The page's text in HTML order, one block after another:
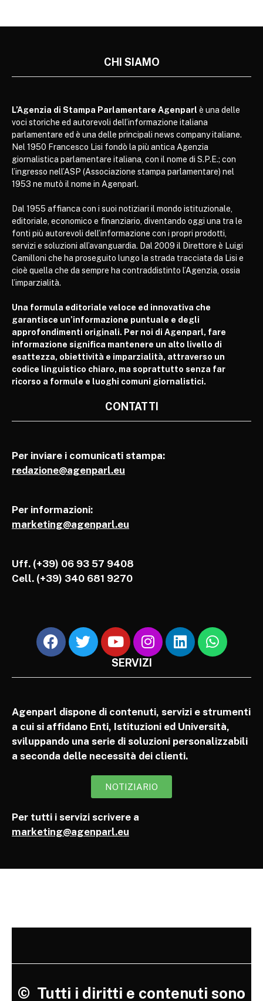
CHI SIAMO
L’Agenzia di Stampa Parlamentare Agenparl è una delle
voci storiche ed autorevoli dell’informazione italiana
parlamentare ed è una delle principali news company italiane.
Nel 1950 Francesco Lisi fondò la più antica Agenzia
giornalistica parlamentare italiana, con il nome di S.P.E.; con
l’ingresso nell’ASP (Associazione stampa parlamentare) nel
1953 ne mutò il nome in Agenparl.
Dal 1955 affianca con i suoi notiziari il mondo istituzionale,
editoriale, economico e finanziario, diventando oggi una tra le
fonti più autorevoli dell’informazione con i propri prodotti,
servizi e soluzioni all’avanguardia. Dal 2009 il Direttore è Luigi
Camilloni che ha proseguito lungo la strada tracciata da Lisi e
cioè quella che da sempre ha contraddistinto l’Agenzia, ossia
l’imparzialità.
Una formula editoriale veloce ed innovativa che
garantisce un’informazione puntuale e degli
approfondimenti originali. Per noi di Agenparl, fare
informazione significa mantenere un alto livello di
esattezza, obiettività e imparzialità, attraverso un
codice linguistico chiaro, ma soprattutto senza far
ricorso a formule e luoghi comuni giornalistici.
CONTATTI
Per inviare i comunicati stampa:
redazione@agenparl.eu
Per informazioni:
marketing@agenparl.eu
Uff. (+39) 06 93 57 9408
Cell. (+39) 340 681 9270
SERVIZI
Agenparl dispone di contenuti, servizi e strumenti
a cui si affidano Enti, Istituzioni ed Università,
sviluppando una serie di soluzioni personalizzabili
a seconda delle necessità dei clienti.
NOTIZIARIO
Per tutti i servizi scrivere a
marketing@agenparl.eu
© Tutti i diritti e contenuti sono